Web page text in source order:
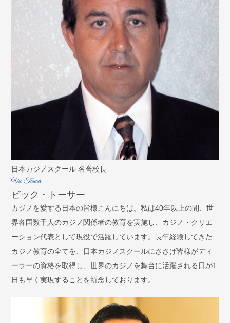
日本カジノスクール 名誉校長
Vic Taucer
ビック・トーサー
カジノを愛する日本の皆様こんにちは。私は40年以上の間、世
界各国数千人のカジノ関係者の教育を実施し、カジノ・クリエ
ーション代表として現役で活躍しています。長年経験してきた
カジノ教育の全てを、日本カジノスクールにささげ皆様がディ
ーラーの資格を取得し、世界のカジノを舞台に活躍される日が1
日も早く実現することを祈念しております。